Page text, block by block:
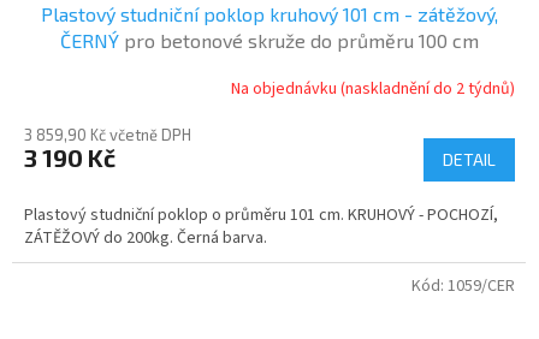
Plastový studniční poklop kruhový 101 cm - zátěžový,
ČERNÝ pro betonové skruže do průměru 100 cm
Na objednávku (naskladnění do 2 týdnů)
3 859,90 Kč včetně DPH
3 190 Kč DETAIL
Plastový studniční poklop o průměru 101 cm. KRUHOVÝ - POCHOZÍ,
ZÁTĚŽOVÝ do 200kg. Černá barva.
Kód: 1059/CER